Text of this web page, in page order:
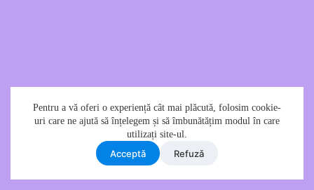
Pentru a vă oferi o experiență cât mai plăcută, folosim cookie-
uri care ne ajută să înțelegem și să îmbunătățim modul în care
utilizați site-ul.
Acceptǎ Refuzǎ